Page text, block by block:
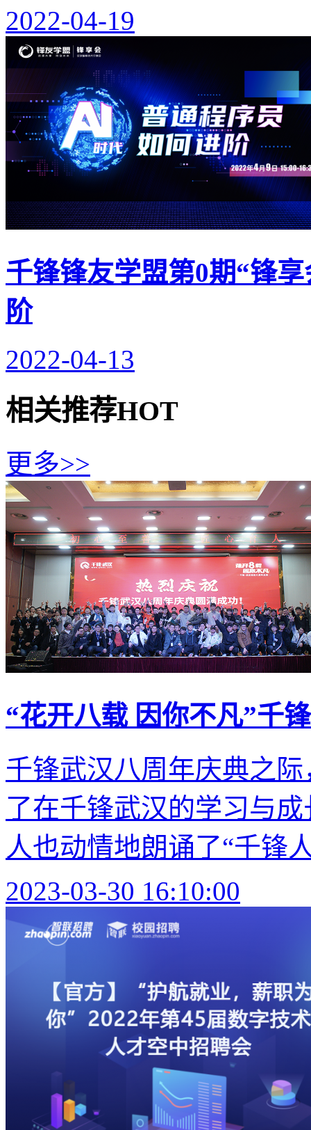
2022-04-19
千锋锋友学盟第0期“锋
阶
2022-04-13
相关推荐HOT
更多>>
“花开八载 因你不凡”千
千锋武汉八周年庆典之
了在千锋武汉的学习与
人也动情地朗诵了“千锋
2023-03-30 16:10:00